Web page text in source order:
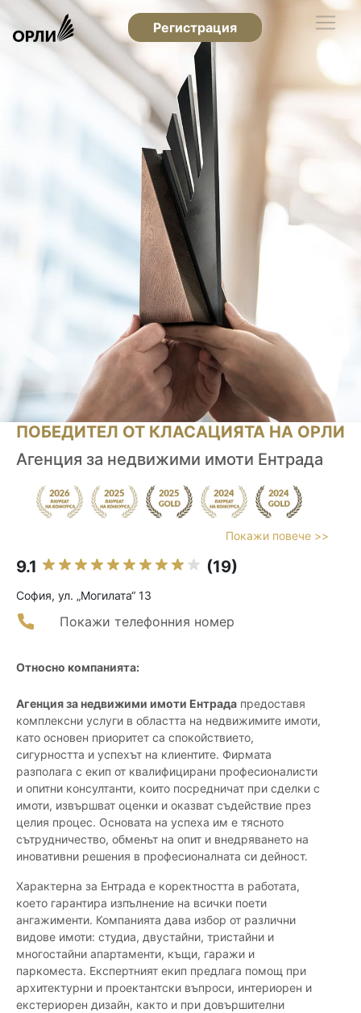
Регистрация
ПОБЕДИТЕЛ ОТ КЛАСАЦИЯТА НА ОРЛИ
Агенция за недвижими имоти Ентрада
Покажи повече >>
9.1 (19)
София, ул. „Могилата“ 13
Покажи телефонния номер
Относно компанията:
Агенция за недвижими имоти Ентрада предоставя
комплексни услуги в областта на недвижимите имоти,
като основен приоритет са спокойствието,
сигурността и успехът на клиентите. Фирмата
разполага с екип от квалифицирани професионалисти
и опитни консултанти, които посредничат при сделки с
имоти, извършват оценки и оказват съдействие през
целия процес. Основата на успеха им е тясното
сътрудничество, обменът на опит и внедряването на
иновативни решения в професионалната си дейност.
Характерна за Ентрада е коректността в работата,
което гарантира изпълнение на всички поети
ангажименти. Компанията дава избор от различни
видове имоти: студиа, двустайни, тристайни и
многостайни апартаменти, къщи, гаражи и
паркоместа. Експертният екип предлага помощ при
архитектурни и проектантски въпроси, интериорен и
екстериорен дизайн, както и при довършителни